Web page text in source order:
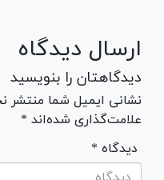
ارسال دیدگاه
دیدگاهتان را بنویسید
نشانی ایمیل شما منتشر
علامت‌گذاری شده‌اند *
* دیدگاه